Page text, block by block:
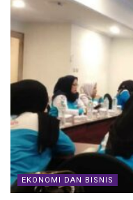
EKONOMI DAN BISNIS